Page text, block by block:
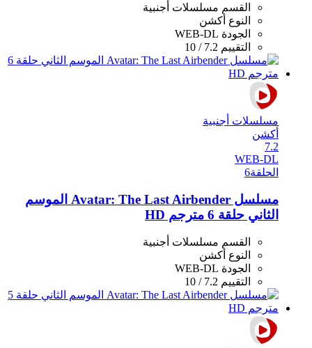
القسم مسلسلات أجنبية
النوع أكشن
الجودة WEB-DL
التقييم 7.2 / 10
مسلسلات أجنبية
أكشن
7.2
WEB-DL
الحلقة6
مسلسل Avatar: The Last Airbender الموسم
الثاني حلقة 6 مترجم HD
القسم مسلسلات أجنبية
النوع أكشن
الجودة WEB-DL
التقييم 7.2 / 10